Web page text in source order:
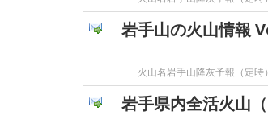
岩手山の火山情報
火山名岩手山降灰予報（定
岩手県内全活火山